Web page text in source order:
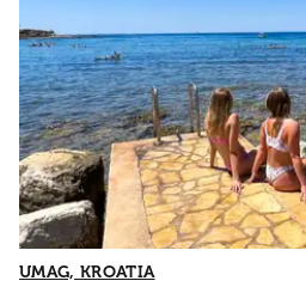
UMAG, KROATIA